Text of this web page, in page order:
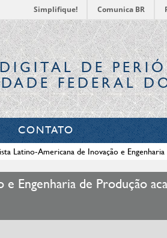
Simplifique! Comunica BR
DE
FEDERAL
CONTATO
Latino-Americana de Inovação e
Engenharia de Produção